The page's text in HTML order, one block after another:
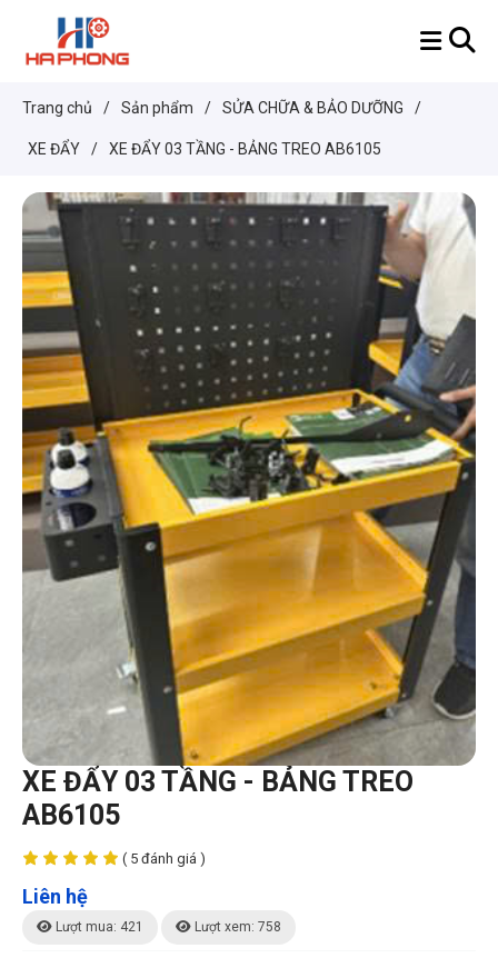
Trang chủ / Sản phẩm / SỬA CHỮA & BẢO DƯỠNG /
XE ĐẨY / XE ĐẨY 03 TẦNG - BẢNG TREO AB6105
XE ĐẨY 03 TẦNG - BẢNG TREO
AB6105
( 5 đánh giá )
Liên hệ
Lượt mua: 421 Lượt xem: 758